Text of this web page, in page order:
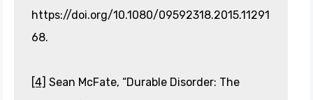
https://doi.org/10.1080/09592318.2015.11291
68.
[4] Sean McFate, “Durable Disorder: The